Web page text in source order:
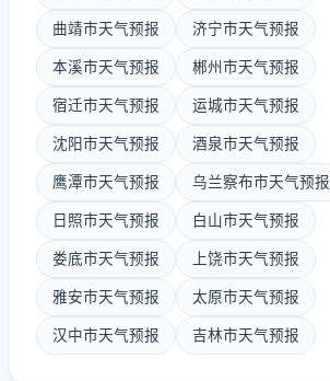
曲靖市天气预报 济宁市天气预报
本溪市天气预报 郴州市天气预报
宿迁市天气预报 运城市天气预报
沈阳市天气预报 酒泉市天气预报
鹰潭市天气预报 乌兰察布市天气预报
日照市天气预报 白山市天气预报
娄底市天气预报 上饶市天气预报
雅安市天气预报 太原市天气预报
汉中市天气预报 吉林市天气预报